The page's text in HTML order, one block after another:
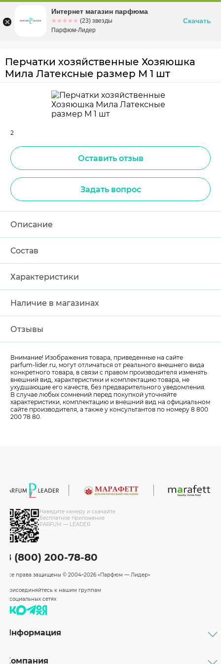
Омскул. Заозерная, 11, к. 1
Перчатки хозяйственные Хозяюшка
Мила Латексные размер М 1 шт
2
Оставить отзыв
Задать вопрос
Описание
Состав
Характеристики
Наличие в магазинах
Отзывы
Внимание! Изображения товара, приведенные на сайте
parfum-lider.ru, могут отличаться от реального внешнего вида
конкретного товара, в связи с правом производителя изменять
внешний вид, характеристики и комплектацию товара, не
ухудшающие его качеств, без предварительного уведомления.
В случае любых сомнений перед покупкой уточняйте
характеристики, комплектацию и внешний вид на официальном
сайте производителя, а также у консультантов по номеру 8 800
200 78 80.
Наведите камеру и скачайте
бесплатное приложение
PARFUM — LEADER
8 (800) 200-78-80
Все права защищены © 2004–2026 «Парфюм — Лидер»
Присоединяйтесь к нашим группам
в социальных сетях
Информация
Бренды
Компания
Интернет магазин парфюма
☆☆☆☆☆
★★★★★ (23) звезды
Парфюм-Лидер
Скачать